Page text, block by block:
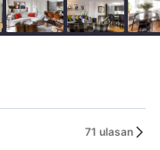
71 ulasan